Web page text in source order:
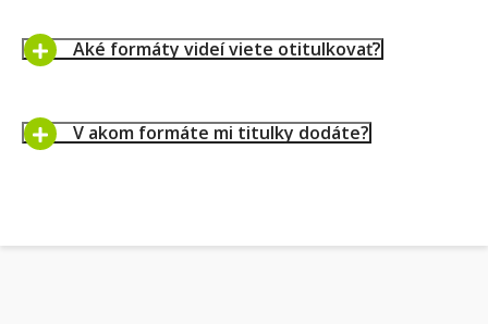
Aké formáty videí viete otitulkovať?
V akom formáte mi titulky dodáte?